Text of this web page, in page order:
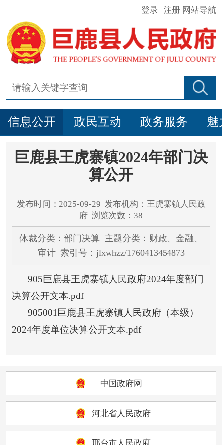
登录 |注册 网站导航
信息公开 政民互动 政务服务 魅
巨鹿县王虎寨镇2024年部门决
算公开
发布时间：2025-09-29 发布机构：王虎寨镇人民政
府 浏览次数：38
体裁分类：部门决算 主题分类：财政、金融、
审计 索引号：jlxwhzz/1760413454873
905巨鹿县王虎寨镇人民政府2024年度部门
决算公开文本.pdf
905001巨鹿县王虎寨镇人民政府（本级）
2024年度单位决算公开文本.pdf
中国政府网
河北省人民政府
邢台市人民政府